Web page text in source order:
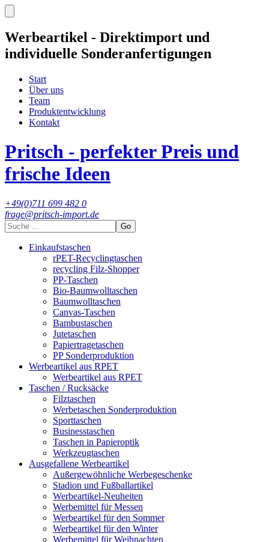
Werbeartikel - Direktimport und
individuelle Sonderanfertigungen
Start
Über uns
Team
Produktentwicklung
Kontakt
Pritsch - perfekter Preis und
frische Ideen
+49(0)711 699 482 0
frage@pritsch-import.de
Go
Einkaufstaschen
rPET-Recyclingtaschen
recycling Filz-Shopper
PP-Taschen
Bio-Baumwolltaschen
Baumwolltaschen
Canvas-Taschen
Bambustaschen
Jutetaschen
Papiertragetaschen
PP Sonderproduktion
Werbeartikel aus RPET
Werbeartikel aus RPET
Taschen / Rucksäcke
Filztaschen
Werbetaschen Sonderproduktion
Sporttaschen
Businesstaschen
Taschen in Papieroptik
Werkzeugtaschen
Ausgefallene Werbeartikel
Außergewöhnliche Werbegeschenke
Stadion und Fußballartikel
Werbeartikel-Neuheiten
Werbemittel für Messen
Werbeartikel für den Sommer
Werbeartikel für den Winter
Werbemittel für Weihnachten